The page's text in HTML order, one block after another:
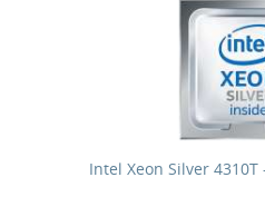
Intel Xeon Silver 4310T